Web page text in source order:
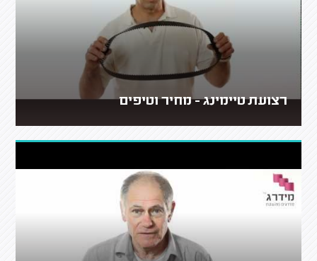
רצועת טיימינג - מחיר וטיפים